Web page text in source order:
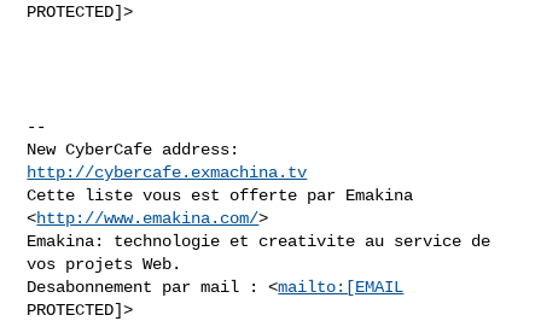
PROTECTED]>
--
http://cybercafe.exmachina.tv
Cette liste vous est offerte par Emakina
<http://www.emakina.com/>
Emakina: technologie et creativite au service de
vos projets Web.
Desabonnement par mail : <mailto:[EMAIL
PROTECTED]>